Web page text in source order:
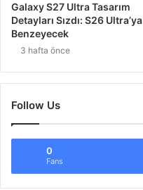
Galaxy S27 Ultra Tasarım
Detayları Sızdı: S26 Ultra’ya
Benzeyecek
3 hafta önce
Follow Us
0
Fans